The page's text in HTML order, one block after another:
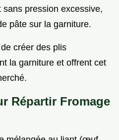
pression excessive,
pâte sur la garniture.
créer des plis
la garniture et offrent cet
Répartir Fromage